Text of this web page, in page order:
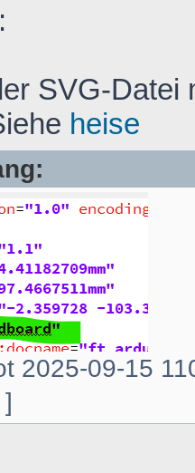
SVG-Datei
heise
2025-09-15